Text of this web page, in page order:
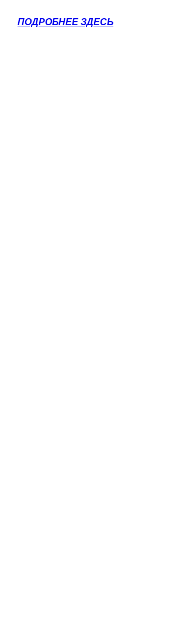
ПОДРОБНЕЕ ЗДЕСЬ